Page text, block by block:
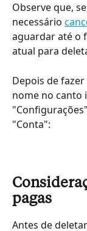
Observe que,
necessário
aguardar até o
atual para
Depois de
nome no canto
"Conta":
pagas
Antes de